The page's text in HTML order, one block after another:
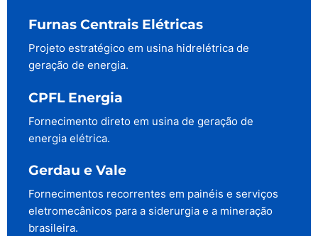
Furnas Centrais Elétricas
Projeto estratégico em usina hidrelétrica de
geração de energia.
CPFL Energia
Fornecimento direto em usina de geração de
energia elétrica.
Gerdau e Vale
Fornecimentos recorrentes em painéis e serviços
eletromecânicos para a siderurgia e a mineração
brasileira.